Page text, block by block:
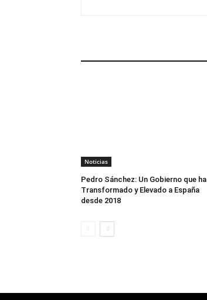
Noticias
Pedro Sánchez: Un Gobierno que ha
Transformado y Elevado a España
desde 2018